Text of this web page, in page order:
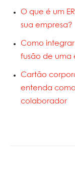
O que é um
sua empresa?
Como
fusão de uma
Cartão
entenda
colaborador